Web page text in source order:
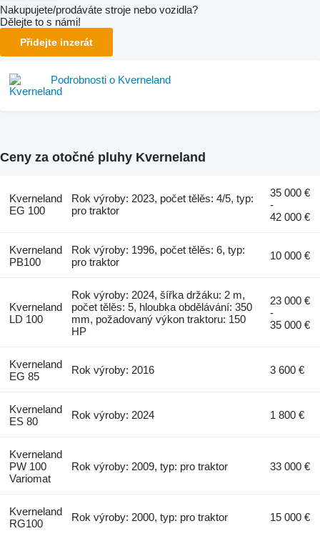
Nakupujete/prodáváte stroje nebo vozidla?
Dělejte to s námi!
Přidejte inzerát
Podrobnosti o Kverneland
Ceny za otočné pluhy Kverneland
Kverneland
EG 100
Rok výroby: 2023, počet tělěs: 4/5, typ:
pro traktor
35 000 €
-
42 000 €
Kverneland
PB100
Rok výroby: 1996, počet tělěs: 6, typ:
pro traktor
10 000 €
Kverneland
LD 100
Rok výroby: 2024, šířka držáku: 2 m,
počet tělěs: 5, hloubka obdělávání: 350
mm, požadovaný výkon traktoru: 150
HP
23 000 €
-
35 000 €
Kverneland
EG 85
Rok výroby: 2016 3 600 €
Kverneland
ES 80
Rok výroby: 2024 1 800 €
Kverneland
PW 100
Variomat
Rok výroby: 2009, typ: pro traktor 33 000 €
Kverneland
RG100
Rok výroby: 2000, typ: pro traktor 15 000 €